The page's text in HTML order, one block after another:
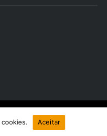
os Direitos Reservados.
Aceitar